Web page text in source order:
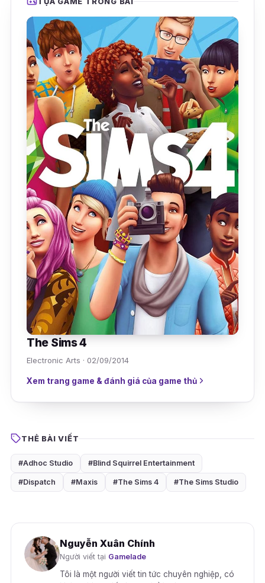
The Sims 4
Electronic Arts · 02/09/2014
Xem trang game & đánh giá của game thủ
THẺ BÀI VIẾT
#Adhoc Studio #Blind Squirrel Entertainment
#Dispatch #Maxis #The Sims 4 #The Sims Studio
Nguyễn Xuân Chính
Người viết tại Gamelade
Tôi là một người viết tin tức chuyên nghiệp, có